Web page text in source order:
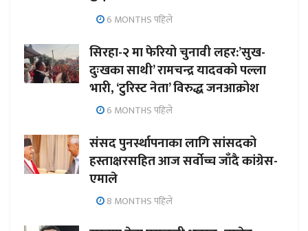
6 MONTHS पहिले
सिरहा-२ मा फेरियो चुनावी लहर:’सुख-
दुःखका साथी’ रामचन्द्र यादवको पल्ला
भारी, ‘टुरिस्ट नेता’ विरुद्ध जनआक्रोश
6 MONTHS पहिले
संसद पुनर्स्थापनाका लागि सांसदको
हस्ताक्षरसहित आज सर्वोच्च जाँदै कांग्रेस-
एमाले
8 MONTHS पहिले